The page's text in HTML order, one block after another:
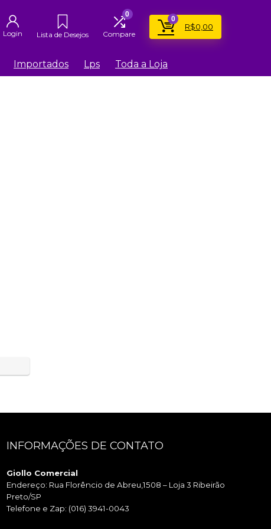
Login Lista de Desejos
0
Compare
0
R$0,00
Importados Lps Toda a Loja
INFORMAÇÕES DE CONTATO
Giollo Comercial
Endereço: Rua Florêncio de Abreu,1508 – Loja 3 Ribeirão
Preto/SP
Telefone e Zap: (016) 3941-0043